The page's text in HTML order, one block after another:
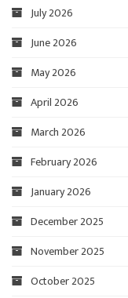
July 2026
June 2026
May 2026
April 2026
March 2026
February 2026
January 2026
December 2025
November 2025
October 2025